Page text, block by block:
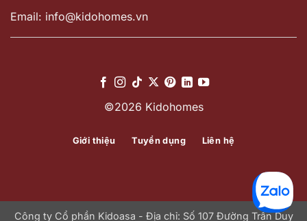
Email: info@kidohomes.vn
©2026 Kidohomes
Giới thiệu Tuyển dụng Liên hệ
Công ty Cổ phần Kidoasa - Địa chỉ: Số 107 Đường Trần Duy